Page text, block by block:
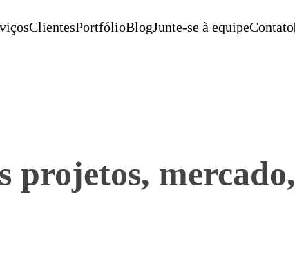
ClientesPortfólioBlogJunte-se à equipeContato
projetos, mercado,